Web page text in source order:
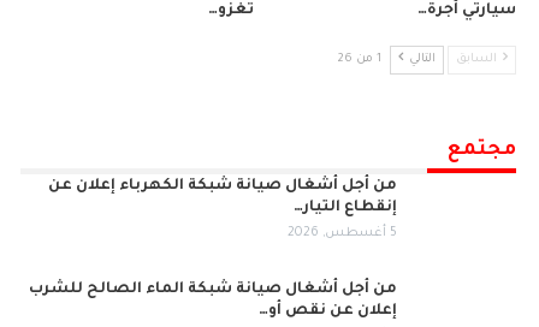
سيارتي أجرة…
تغزو…
السابق التالي 1 من 26
مجتمع
من أجل أشغال صيانة شبكة الكهرباء إعلان عن
إنقطاع التيار…
5 أغسطس, 2026
من أجل أشغال صيانة شبكة الماء الصالح للشرب
إعلان عن نقص أو…